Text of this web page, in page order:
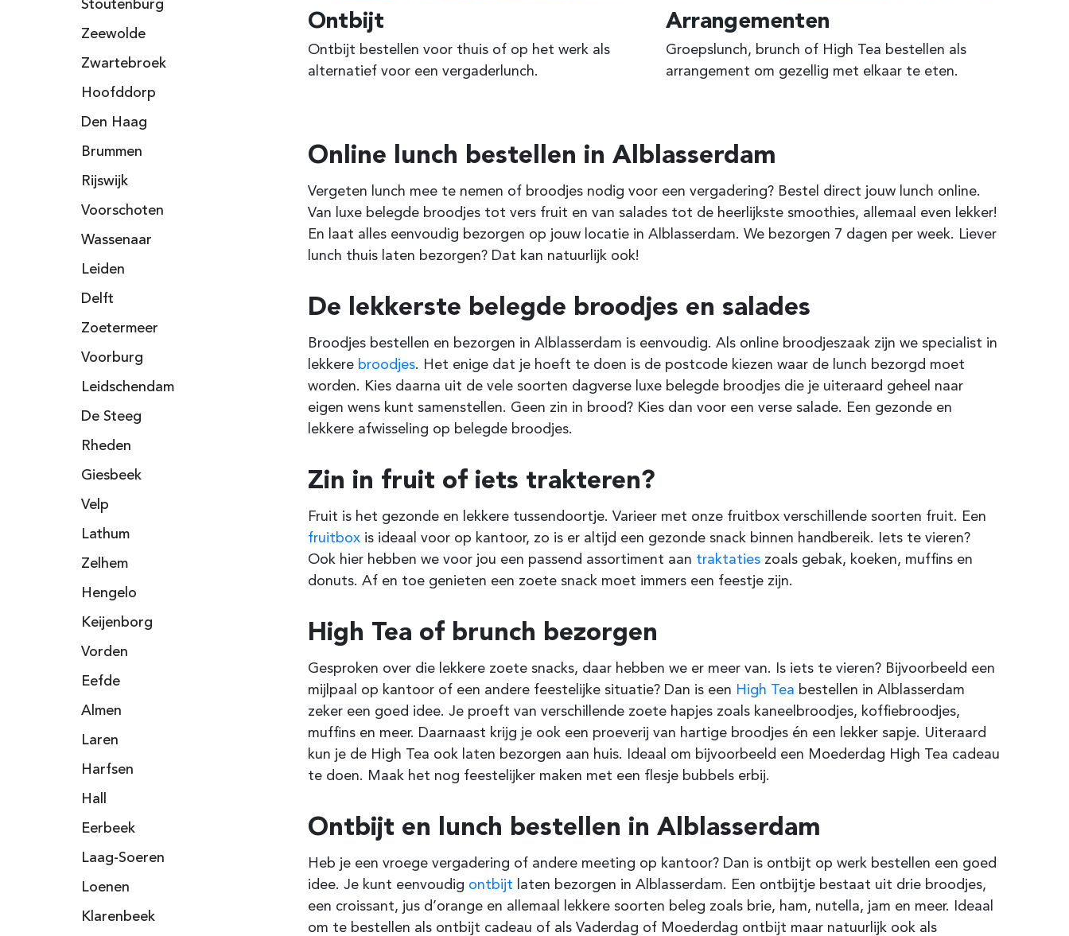
Stoutenburg
Zeewolde
Zwartebroek
Hoofddorp
Den Haag
Brummen
Rijswijk
Voorschoten
Wassenaar
Leiden
Delft
Zoetermeer
Voorburg
Leidschendam
De Steeg
Rheden
Giesbeek
Velp
Lathum
Zelhem
Hengelo
Keijenborg
Vorden
Eefde
Almen
Laren
Harfsen
Hall
Eerbeek
Laag-Soeren
Loenen
Klarenbeek
Ontbijt
Ontbijt bestellen voor thuis of op het werk als
alternatief voor een vergaderlunch.
Arrangementen
Groepslunch, brunch of High Tea bestellen als
arrangement om gezellig met elkaar te eten.
Online lunch bestellen in Alblasserdam
Vergeten lunch mee te nemen of broodjes nodig voor een vergadering? Bestel direct jouw lunch online.
Van luxe belegde broodjes tot vers fruit en van salades tot de heerlijkste smoothies, allemaal even lekker!
En laat alles eenvoudig bezorgen op jouw locatie in Alblasserdam. We bezorgen 7 dagen per week. Liever
lunch thuis laten bezorgen? Dat kan natuurlijk ook!
De lekkerste belegde broodjes en salades
Broodjes bestellen en bezorgen in Alblasserdam is eenvoudig. Als online broodjeszaak zijn we specialist in
lekkere broodjes. Het enige dat je hoeft te doen is de postcode kiezen waar de lunch bezorgd moet
worden. Kies daarna uit de vele soorten dagverse luxe belegde broodjes die je uiteraard geheel naar
eigen wens kunt samenstellen. Geen zin in brood? Kies dan voor een verse salade. Een gezonde en
lekkere afwisseling op belegde broodjes.
Zin in fruit of iets trakteren?
Fruit is het gezonde en lekkere tussendoortje. Varieer met onze fruitbox verschillende soorten fruit. Een
fruitbox is ideaal voor op kantoor, zo is er altijd een gezonde snack binnen handbereik. Iets te vieren?
Ook hier hebben we voor jou een passend assortiment aan traktaties zoals gebak, koeken, muffins en
donuts. Af en toe genieten een zoete snack moet immers een feestje zijn.
High Tea of brunch bezorgen
Gesproken over die lekkere zoete snacks, daar hebben we er meer van. Is iets te vieren? Bijvoorbeeld een
mijlpaal op kantoor of een andere feestelijke situatie? Dan is een High Tea bestellen in Alblasserdam
zeker een goed idee. Je proeft van verschillende zoete hapjes zoals kaneelbroodjes, koffiebroodjes,
muffins en meer. Daarnaast krijg je ook een proeverij van hartige broodjes én een lekker sapje. Uiteraard
kun je de High Tea ook laten bezorgen aan huis.
Ideaal om bijvoorbeeld een Moederdag High Tea cadeau
te doen. Maak het nog feestelijker maken met een flesje bubbels erbij.
Ontbijt en lunch bestellen in Alblasserdam
Heb je een vroege vergadering of andere meeting op kantoor? Dan is ontbijt op werk bestellen een goed
idee. Je kunt eenvoudig ontbijt laten bezorgen in Alblasserdam. Een ontbijtje bestaat uit drie broodjes,
een croissant, jus d’orange en allemaal lekkere soorten beleg zoals brie, ham, nutella, jam en meer.
Ideaal
om te bestellen als ontbijt cadeau of als Vaderdag of Moederdag ontbijt maar natuurlijk ook als